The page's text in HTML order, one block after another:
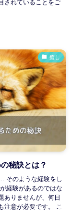
されていることをご
癒し
秘訣とは？
そのような経験をし
経験があるのではな
ありませんが、何日
注意が必要です。 こ